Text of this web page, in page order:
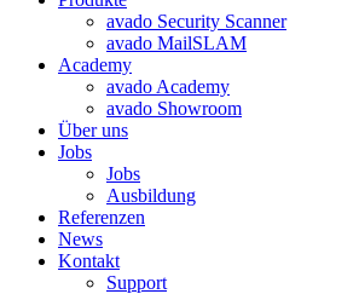
avado Security Scanner
avado MailSLAM
Academy
avado Academy
avado Showroom
Über uns
Jobs
Jobs
Ausbildung
Referenzen
News
Kontakt
Support